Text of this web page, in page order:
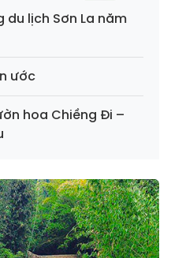
du lịch Sơn La năm
ước
hoa Chiềng Đi –